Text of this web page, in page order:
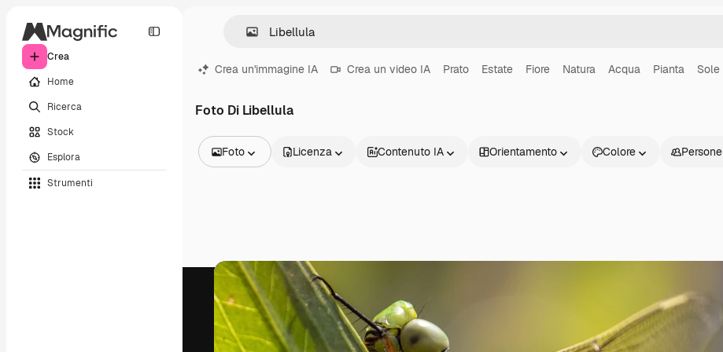
Crea
Home
Ricerca
Stock
Esplora
Strumenti
Crea un'immagine IA Crea un video IA Prato Estate Fiore Natura Acqua Pianta Sole
Foto Di Libellula
Foto
Video
Clip video
Motion graphic
Modelli di video
Icone
Modelli 3D
Font
Licenza Contenuto IA Orientamento Colore Persone
Inizia